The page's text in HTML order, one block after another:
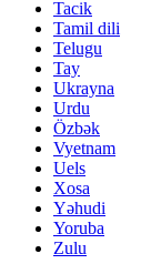
Tacik
Tamil dili
Telugu
Tay
Ukrayna
Urdu
Özbək
Vyetnam
Uels
Xosa
Yəhudi
Yoruba
Zulu